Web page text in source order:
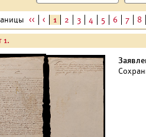
<< < 1 2 3 4 5 6 7 8
1.